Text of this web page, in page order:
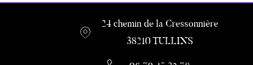
24 chemin de la Cressonnière
38210 TULLINS